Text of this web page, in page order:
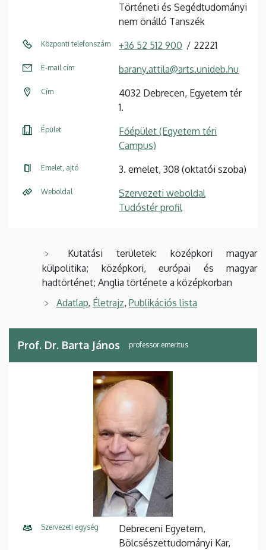
Történeti és Segédtudományi
nem önálló Tanszék
Központi telefonszám +36 52 512 900 22221
E-mail cím barany.attila@arts.unideb.hu
Cím
4032 Debrecen, Egyetem tér
1.
Épület
Főépület (Egyetem téri
Campus)
Emelet, ajtó 3. emelet, 308 (oktatói szoba)
Weboldal
Szervezeti weboldal
Tudóstér profil
Kutatási területek: középkori magyar
külpolitika; középkori, európai és magyar
hadtörténet; Anglia története a középkorban
Adatlap, Életrajz, Publikációs lista
Prof. Dr. Barta János professor emeritus
Szervezeti egység
Debreceni Egyetem,
Bölcsészettudományi Kar,